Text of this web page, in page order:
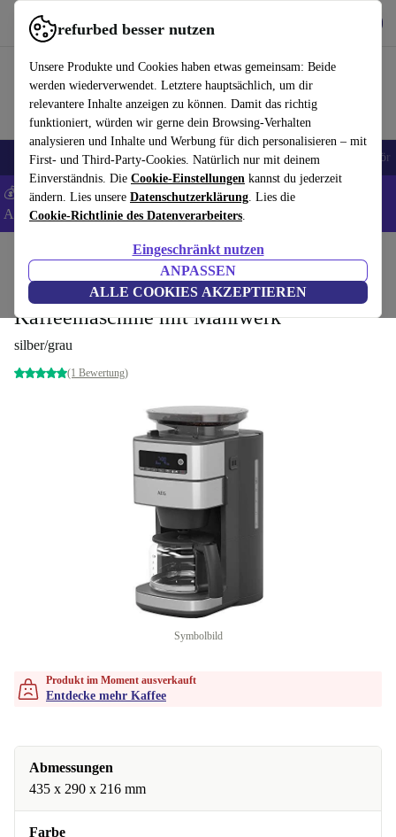
refurbed besser nutzen
Unsere Produkte und Cookies haben etwas gemeinsam: Beide
werden wiederverwendet. Letztere hauptsächlich, um dir
relevantere Inhalte anzeigen zu können. Damit das richtig
funktioniert, würden wir gerne dein Browsing-Verhalten
analysieren und Inhalte und Werbung für dich personalisieren – mit
First- und Third-Party-Cookies. Natürlich nur mit deinem
Einverständnis. Die Cookie-Einstellungen kannst du jederzeit
ändern. Lies unsere Datenschutzerklärung. Lies die
Cookie-Richtlinie des Datenverarbeiters.
Eingeschränkt nutzen
ANPASSEN
ALLE COOKIES AKZEPTIEREN
refurbed schnell und einfach nutzen
🎒 Back to school Handys Laptops Tablets Smartwatches Zubehör
💰 Extra -5% auf Samsung- und Google-Smartphones - Code:
ANDROID5 -AGB
Küche Getränke Kaffee
AEG CM6-1-5ST Gourmet 6
Kaffeemaschine mit Mahlwerk
silber/grau
(1 Bewertung)
Symbolbild
Produkt im Moment ausverkauft
Entdecke mehr Kaffee
Abmessungen
435 x 290 x 216 mm
Farbe